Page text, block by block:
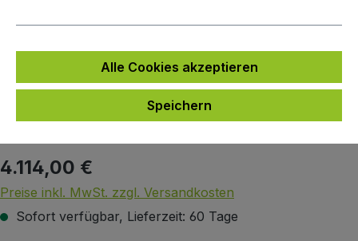
Regulärer Preis:
4.114,00 €
Preise inkl. MwSt. zzgl. Versandkosten
Sofort verfügbar, Lieferzeit: 60 Tage
Alle Cookies akzeptieren
Speichern